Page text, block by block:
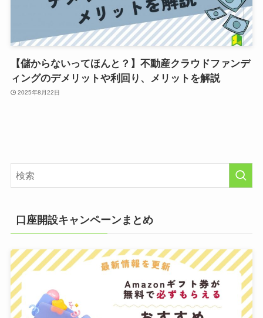
【儲からないってほんと？】不動産クラウドファンデ
ィングのデメリットや利回り、メリットを解説
2025年8月22日
口座開設キャンペーンまとめ